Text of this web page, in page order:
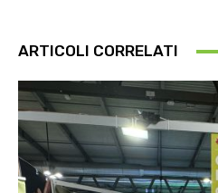
ARTICOLI CORRELATI